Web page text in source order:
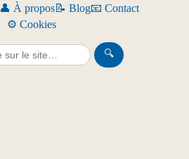
👤 À propos📝 Blog📧 Contact
⚙️ Cookies
🔍